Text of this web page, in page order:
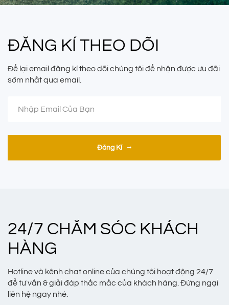
ĐĂNG KÍ THEO DÕI
Để lại email đăng kí theo dõi chúng tôi để nhận được ưu đãi
sớm nhất qua email.
Đăng Kí
24/7 CHĂM SÓC KHÁCH
HÀNG
Hotline và kênh chat online của chúng tôi hoạt động 24/7
để tư vấn & giải đáp thắc mắc của khách hàng. Đừng ngại
liên hệ ngay nhé.